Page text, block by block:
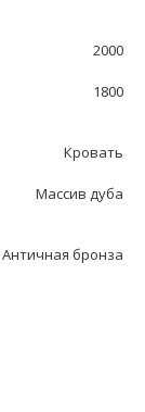
2000
1800
Кровать
Массив дуба
Античная бронза